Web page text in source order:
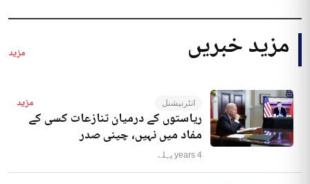
مزید خبریں مزید
انٹرنیشنل مزید
ریاستوں کے درمیان تنازعات کسی کے
مفاد میں نہیں، چینی صدر
4 years پہلے